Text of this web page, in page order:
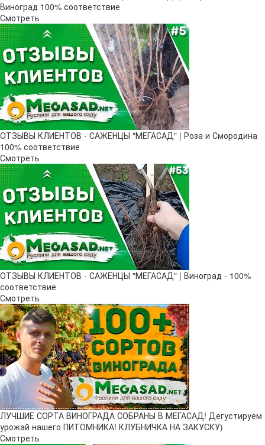
Виноград 100% соответствие
Смотреть
ОТЗЫВЫ КЛИЕНТОВ - САЖЕНЦЫ "МЕГАСАД" | Роза и Смородина
100% соответствие
Смотреть
ОТЗЫВЫ КЛИЕНТОВ - САЖЕНЦЫ "МЕГАСАД" | Виноград - 100%
соответствие
Смотреть
ЛУЧШИЕ СОРТА ВИНОГРАДА СОБРАНЫ В МЕГАСАД! Дегустируем
урожай нашего ПИТОМНИКА! КЛУБНИЧКА НА ЗАКУСКУ)
Смотреть